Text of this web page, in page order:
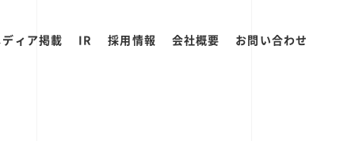
ィア掲載 IR 採用情報 会社概要 お問い合わせ